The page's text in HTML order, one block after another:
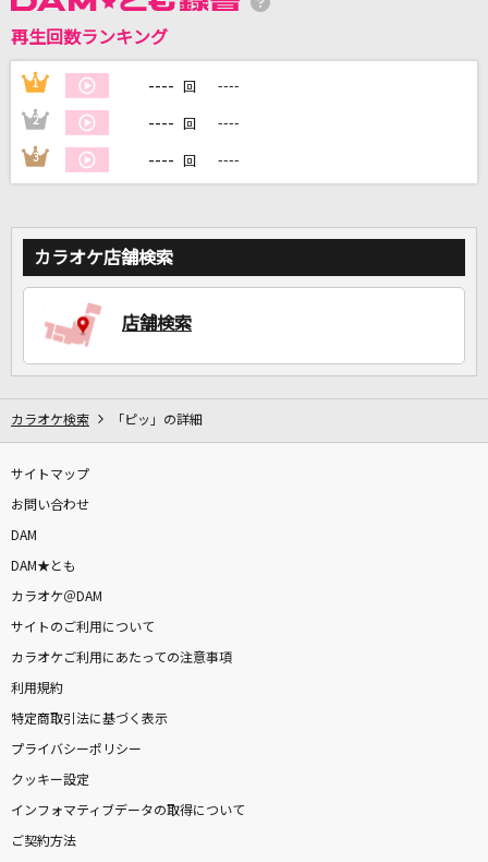
サカナクション
[生音]長い夜
松山千春
カラオケをもっと楽しもう！
再生回数ランキング
1 ---- 回 ----
2 ---- 回 ----
3 ---- 回 ----
カラオケ店舗検索
店舗検索
カラオケ検索 「ピッ」の詳細
サイトマップ
お問い合わせ
DAM
DAM★とも
カラオケ＠DAM
サイトのご利用について
カラオケご利用にあたっての注意事項
利用規約
特定商取引法に基づく表示
プライバシーポリシー
クッキー設定
インフォマティブデータの取得について
ご契約方法